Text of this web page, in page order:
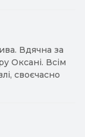
Вдячна за
Оксані. Всім
своєчасно